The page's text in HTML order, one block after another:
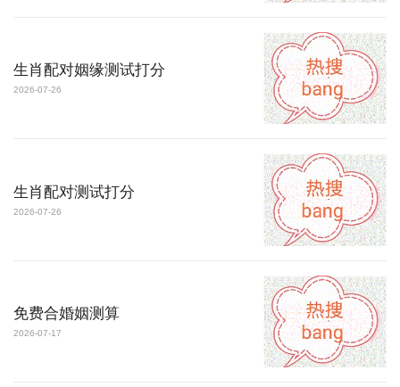
生肖配对姻缘测试打分
2026-07-26
生肖配对测试打分
2026-07-26
免费合婚姻测算
2026-07-17